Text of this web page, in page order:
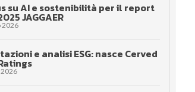
su AI e sostenibilità per il report
JAGGAER
2026
e analisi ESG: nasce Cerved
2026